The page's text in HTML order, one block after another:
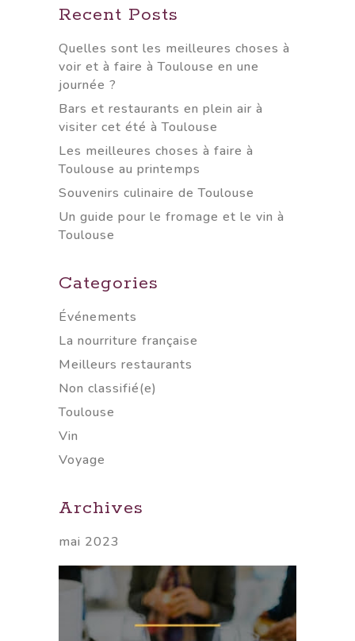
Recent Posts
Quelles sont les meilleures choses à
voir et à faire à Toulouse en une
journée ?
Bars et restaurants en plein air à
visiter cet été à Toulouse
Les meilleures choses à faire à
Toulouse au printemps
Souvenirs culinaire de Toulouse
Un guide pour le fromage et le vin à
Toulouse
Categories
Événements
La nourriture française
Meilleurs restaurants
Non classifié(e)
Toulouse
Vin
Voyage
Archives
mai 2023